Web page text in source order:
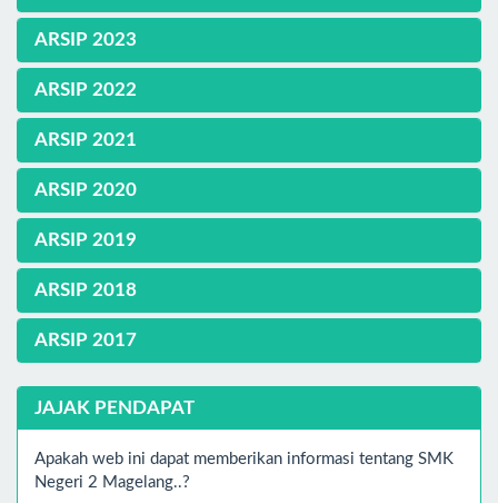
ARSIP 2023
ARSIP 2022
ARSIP 2021
ARSIP 2020
ARSIP 2019
ARSIP 2018
ARSIP 2017
JAJAK PENDAPAT
Apakah web ini dapat memberikan informasi tentang SMK
Negeri 2 Magelang..?